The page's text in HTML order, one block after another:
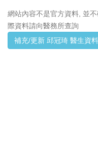
網站內容不是官方資料, 並
際資料請向醫務所查詢
補充/更新 邱冠琦 醫生資料